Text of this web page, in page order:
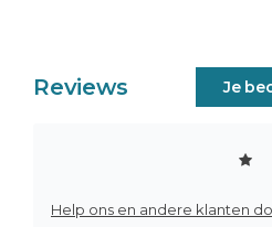
Reviews Je